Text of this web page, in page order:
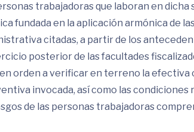
trabajadoras que laboran en dicha
fundada en la aplicación armónica de
citadas, a partir de los
posterior de las facultades
orden a verificar en terreno la efectiva
invocada, así como las
de las personas trabajadoras